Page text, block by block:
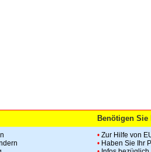
Benötigen Sie
• Zur Hilfe von
• Haben Sie Ihr